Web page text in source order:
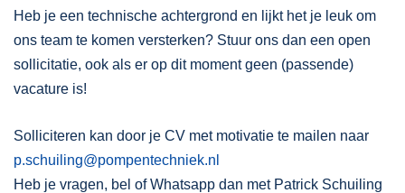
Heb je een technische achtergrond en lijkt het je leuk om
ons team te komen versterken? Stuur ons dan een open
sollicitatie, ook als er op dit moment geen (passende)
vacature is!
Solliciteren kan door je CV met motivatie te mailen naar
p.schuiling@pompentechniek.nl
Heb je vragen, bel of Whatsapp dan met Patrick Schuiling